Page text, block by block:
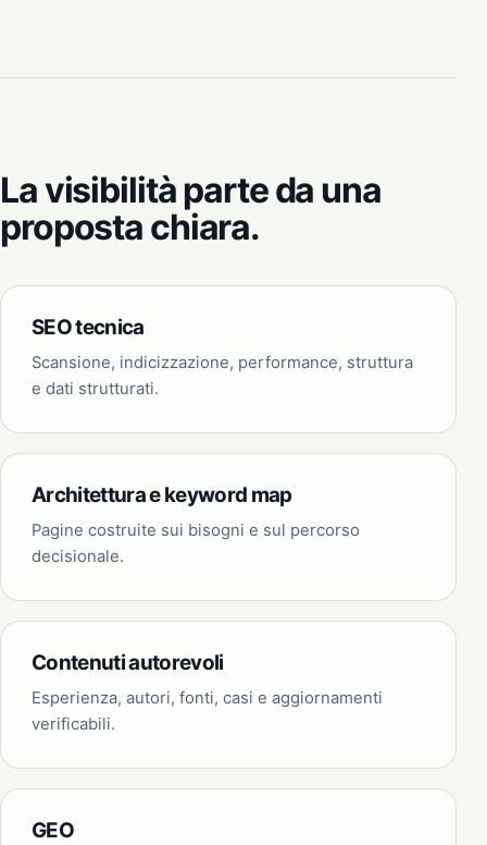
La visibilità parte da una
proposta chiara.
SEO tecnica
Scansione, indicizzazione, performance, struttura
e dati strutturati.
Architettura e keyword map
Pagine costruite sui bisogni e sul percorso
decisionale.
Contenuti autorevoli
Esperienza, autori, fonti, casi e aggiornamenti
verificabili.
GEO